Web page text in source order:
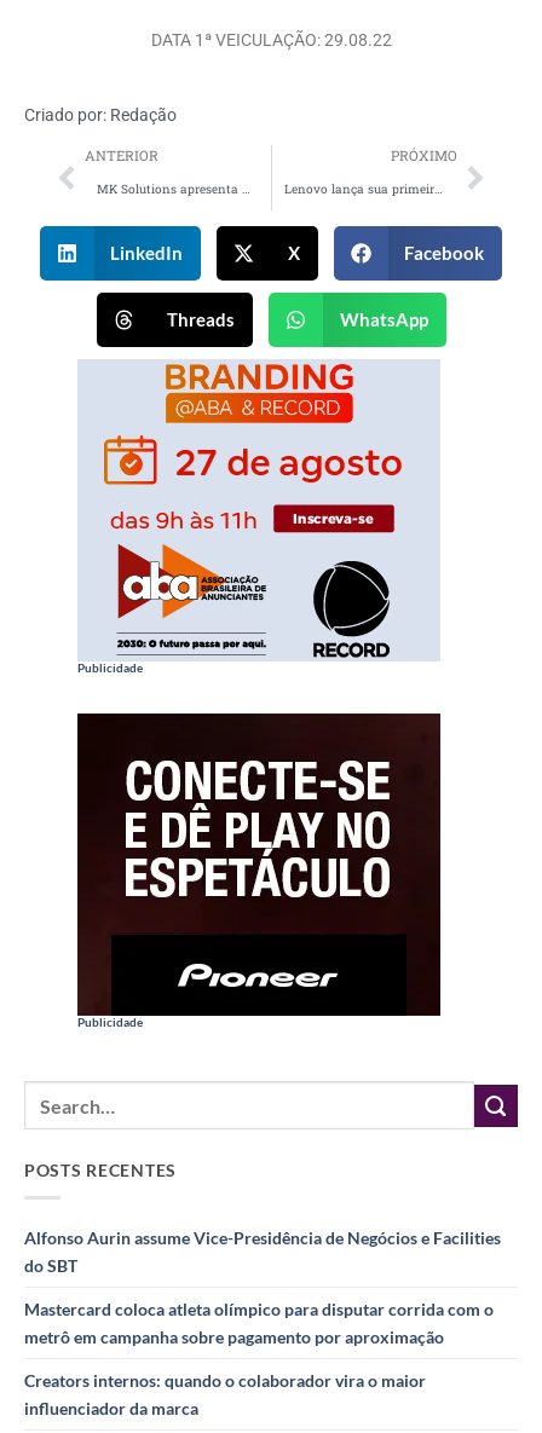
DATA 1ª VEICULAÇÃO: 29.08.22
Criado por: Redação
ANTERIOR PRÓXIMO
Lenovo lança sua primeira campanha global como parceira da Formula 1
LinkedIn X Facebook
Threads WhatsApp
Publicidade
Publicidade
POSTS RECENTES
Alfonso Aurin assume Vice-Presidência de Negócios e Facilities
do SBT
Mastercard coloca atleta olímpico para disputar corrida com o
metrô em campanha sobre pagamento por aproximação
Creators internos: quando o colaborador vira o maior
influenciador da marca